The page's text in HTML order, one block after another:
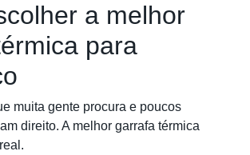
a melhor
para
muita gente procura e poucos
direito. A melhor garrafa térmica